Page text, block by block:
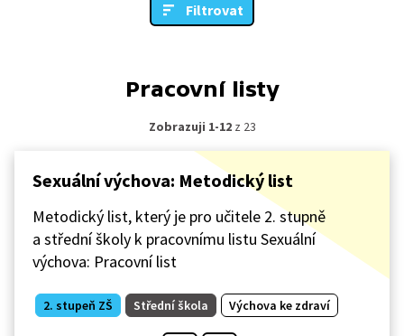
Filtrovat
Pracovní listy
Zobrazuji 1-12z 23
Sexuální výchova: Metodický list
Metodický list, který je pro učitele 2. stupně
a střední školy k pracovnímu listu Sexuální
výchova: Pracovní list
2. stupeň ZŠ Střední škola Výchova ke zdraví